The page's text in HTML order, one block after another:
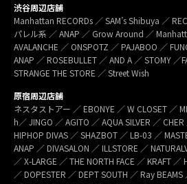
渋谷周辺店舗
Manhattan RECORDs ／ SAM’s Shibuya ／
パレル系 ／ ANAP ／ Grow Around ／
AVALANCHE ／ ONSPOTZ ／ PAJABOO ／
ANAP ／ ROSEBULLET ／ AND A ／ STOMY ／
STRANGE THE STORE ／ Street Wish
原宿周辺店舗
ネスタストアー ／ EBONYE ／ W CLOSET ／
h／ JINGO ／ AGITO ／ AQUA SILVER ／
HIPHOP DIVAS ／ SHAZBOT ／ LB-03 ／
ANAP ／ DIVASALON ／ ILLSTORE ／
／ X-LARGE ／ THE NORTH FACE ／ KRAFT ／
／ DOPESTER ／ DEPT SOUTH ／ Ray BEAMS